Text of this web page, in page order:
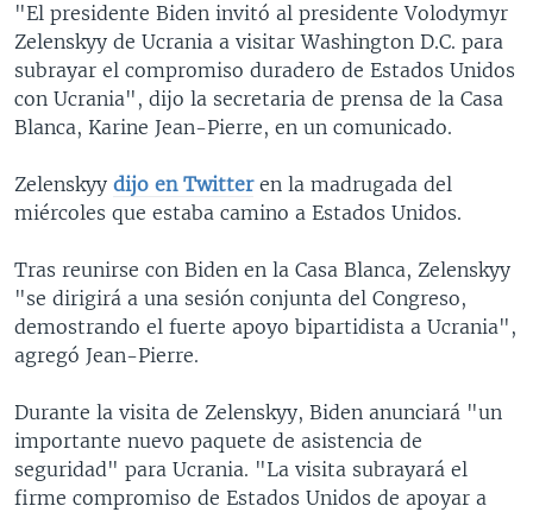
"El presidente Biden invitó al presidente Volodymyr
Zelenskyy de Ucrania a visitar Washington D.C. para
subrayar el compromiso duradero de Estados Unidos
con Ucrania", dijo la secretaria de prensa de la Casa
Blanca, Karine Jean-Pierre, en un comunicado.
Zelenskyy dijo en Twitteren la madrugada del
miércoles que estaba camino a Estados Unidos.
Tras reunirse con Biden en la Casa Blanca, Zelenskyy
"se dirigirá a una sesión conjunta del Congreso,
demostrando el fuerte apoyo bipartidista a Ucrania",
agregó Jean-Pierre.
Durante la visita de Zelenskyy, Biden anunciará "un
importante nuevo paquete de asistencia de
seguridad" para Ucrania. "La visita subrayará el
firme compromiso de Estados Unidos de apoyar a